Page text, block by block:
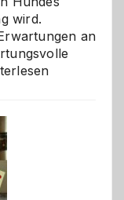
wird.
an